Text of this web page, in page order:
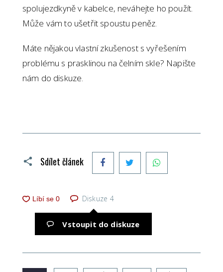
spolujezdkyně v kabelce, neváhejte ho použít.
Může vám to ušetřit spoustu peněz.
Máte nějakou vlastní zkušenost s vyřešením
problému s prasklinou na čelním skle? Napište
nám do diskuze.
Sdílet článek FacebookTwitter
Diskuze 4
Vstoupit do diskuze